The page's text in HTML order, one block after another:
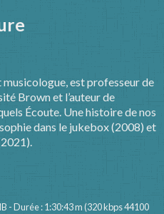
musicologue, est professeur de
Brown et l’auteur de
Écoute. Une histoire de nos
dans le jukebox (2008) et
- Durée : 1:30:43 m (320 kbps 44100